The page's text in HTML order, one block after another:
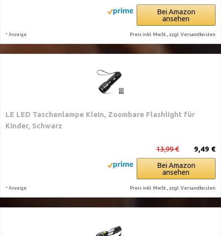
Bei Amazon
ansehen
* Anzeige Preis inkl. MwSt., zzgl. Versandkosten
LE LED Taschenlampe Klein, Zoombare Flashlight für
Kinder, Schwarz
9,49 €
13,99 €
Bei Amazon
ansehen
* Anzeige Preis inkl. MwSt., zzgl. Versandkosten